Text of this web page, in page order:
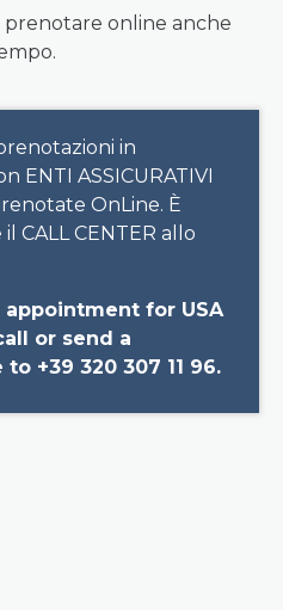
prenotare online anche
in
ENTI ASSICURATIVI
OnLine. È
CALL CENTER allo
for USA
or send a
+39 320 307 11 96.